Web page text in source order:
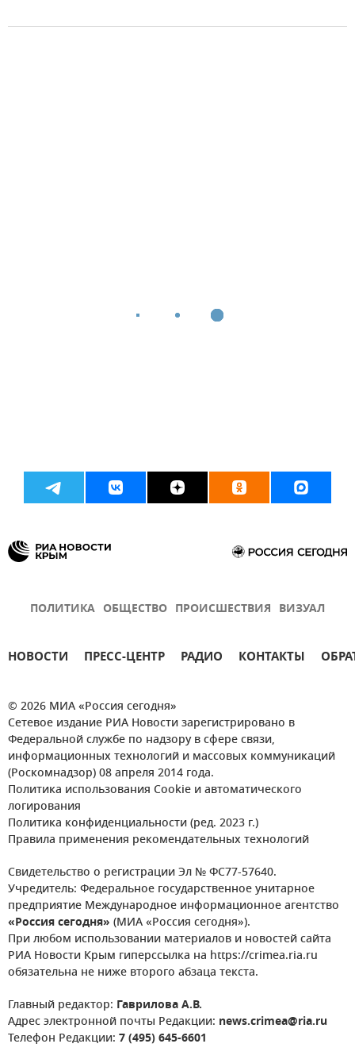
ПОЛИТИКА ОБЩЕСТВО ПРОИСШЕСТВИЯ ВИЗУАЛ
НОВОСТИ ПРЕСС-ЦЕНТР РАДИО КОНТАКТЫ
© 2026 МИА «Россия сегодня»
Сетевое издание РИА Новости зарегистрировано в
Федеральной службе по надзору в сфере связи,
информационных технологий и массовых коммуникаций
(Роскомнадзор) 08 апреля 2014 года.
Политика использования Cookie и автоматического
логирования
Политика конфиденциальности (ред. 2023 г.)
Правила применения рекомендательных технологий
Свидетельство о регистрации Эл № ФС77-57640.
Учредитель: Федеральное государственное унитарное
предприятие Международное информационное агентство
«Россия сегодня» (МИА «Россия сегодня»).
При любом использовании материалов и новостей сайта
РИА Новости Крым гиперссылка на https://crimea.ria.ru
обязательна не ниже второго абзаца текста.
Главный редактор: Гаврилова А.В.
Адрес электронной почты Редакции: news.crimea@ria.ru
Телефон Редакции: 7 (495) 645-6601